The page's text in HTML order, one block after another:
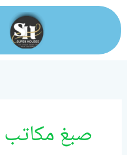
تخطي
إلى
المحتوى
صبغ